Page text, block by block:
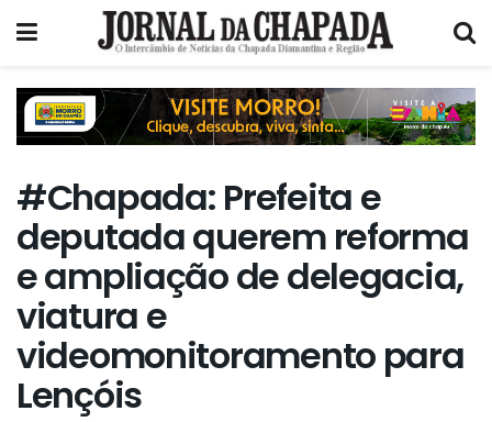
#Chapada: Prefeita e
deputada querem reforma
e ampliação de delegacia,
viatura e
videomonitoramento para
Lençóis